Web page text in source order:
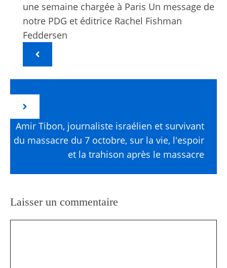
une semaine chargée à Paris Un message de
notre PDG et éditrice Rachel Fishman
Feddersen
Amir Tibon, journaliste israélien et survivant
du massacre du 7 octobre, sur la vie, l'espoir
et la trahison après le massacre
Laisser un commentaire